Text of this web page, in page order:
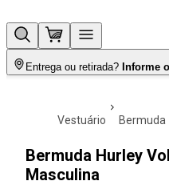
Entrega ou retirada? Informe
vestuário bermuda
Bermuda Hurley
Masculina